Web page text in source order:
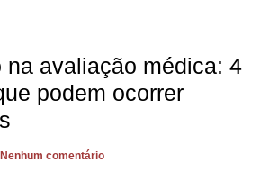
na avaliação médica: 4
podem ocorrer
comentário